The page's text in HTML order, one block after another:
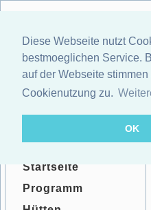
Diese Webseite nutzt
bestmoeglichen Service.
auf der Webseite
Cookienutzung zu.
OK
Startseite
Programm